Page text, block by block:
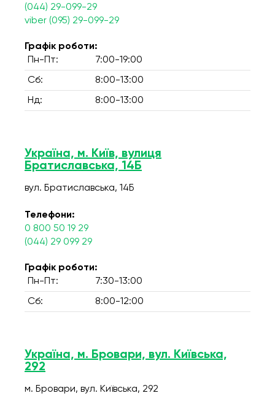
(044) 29-099-29
viber (095) 29-099-29
Графік роботи:
Пн-Пт:
7:00-19:00
Сб: 8:00-13:00
Нд: 8:00-13:00
Україна, м. Київ, вулиця
Братиславська, 14Б
вул. Братиславська, 14Б
Телефони:
0 800 50 19 29
(044) 29 099 29
Графік роботи:
Пн-Пт:
7:30-13:00
Сб: 8:00-12:00
Україна, м. Бровари, вул. Київська,
292
м. Бровари, вул. Київська, 292